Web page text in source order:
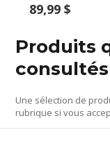
89,99 $
Produits
Une sélection de
rubrique si vous